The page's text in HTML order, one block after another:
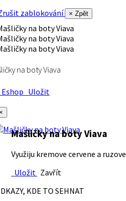
zablokování
× Zpět
na boty Viava
Uložit
Mašličky na boty Viava
Využiju kremove cervene a ruzove
Uložit Zavřít
KDE TO SEHNAT